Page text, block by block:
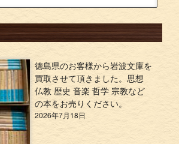
徳島県のお客様から岩波文庫を
買取させて頂きました。思想
仏教 歴史 音楽 哲学 宗教など
の本をお売りください。
2026年7月18日